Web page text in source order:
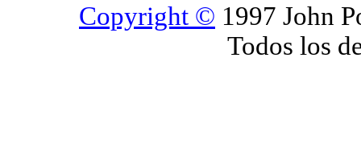
Copyright © 1997 John
Todos los